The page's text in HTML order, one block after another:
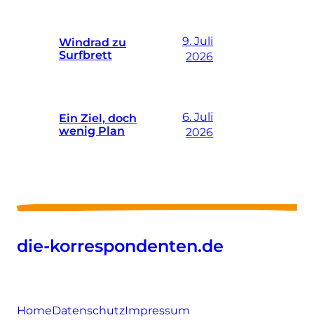
Windrad zu
Surfbrett
9. Juli
2026
Ein Ziel, doch
wenig Plan
6. Juli
2026
die-korrespondenten.de
HomeDatenschutzImpressum